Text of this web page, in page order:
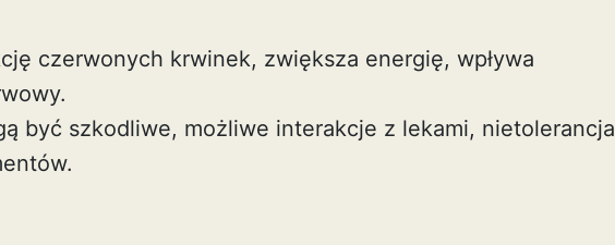
czerwonych krwinek, zwiększa energię, wpływa
być szkodliwe, możliwe interakcje z lekami, nietolerancja